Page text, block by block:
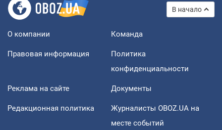
В начало
О компании Команда
Правовая информация
Политика
конфиденциальности
Реклама на сайте Документы
Редакционная политика
Журналисты OBOZ.UA на
месте событий